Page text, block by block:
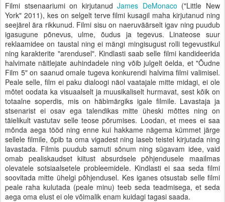
Filmi stsenaariumi on kirjutanudJames DeMonaco ("Little New
York" 2011), kes on selgelt terve filmi kusagil maha kirjutanud ning
seejärel ära rikkunud. Filmi sisu on naeruväärselt igav ning puudub
igasugune põnevus, ulme, õudus ja tegevus. Linateose suur
reklaamidee on taustal ning ei mängi mingisugust rolli tegevustikul
ning karakterite "arendusel". Kindlasti saab selle filmi kandideerida
halvimate näitlejate auhindadele ning võib julgelt öelda, et "Õudne
Film 5" on saanud omale tugeva konkurendi halvima filmi valimisel.
Peale selle, film ei paku dialoogi näol vaatajale mitte midagi, ei ole
mõtet oodata ka visuaalselt ja muusikaliselt hurmavat, sest kõik on
totaalne soperdis, mis on häbimärgiks igale filmile. Lavastaja ja
stsenarist ei osav ega talendikas mitte üheski mõttes ning on
täielikult vastutav selle teose põrumises. Loodan, et mees ei saa
mõnda aega tööd ning enne kui hakkame nägema kümmet järge
sellele filmile, õpib ta oma vigadest ning laseb teistel kirjutada ning
lavastada. Filmis puudub samuti sõnum ning sügavam idee, vaid
omab pealiskaudset kiitust absurdsele põhjendusele maailmas
olevatele sotsiaalsetele probleemidele. Kindlasti ei saa seda filmi
soovitada mitte ühelgi põhjendusel. Kes iganes otsustab selle filmi
peale raha kulutada (peale minu) teeb seda teadmisega, et seda
aega oma elust ei ole võimalik enam kuidagi tagasi saada.